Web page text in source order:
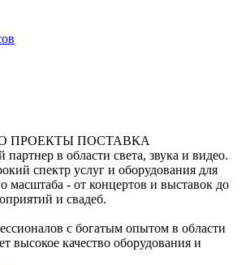
ПРОЕКТЫ ПОСТАВКА
в области света, звука и видео.
спектр услуг и оборудования для
масштаба - от концертов и выставок до
и свадеб.
с богатым опытом в области
высокое качество оборудования и